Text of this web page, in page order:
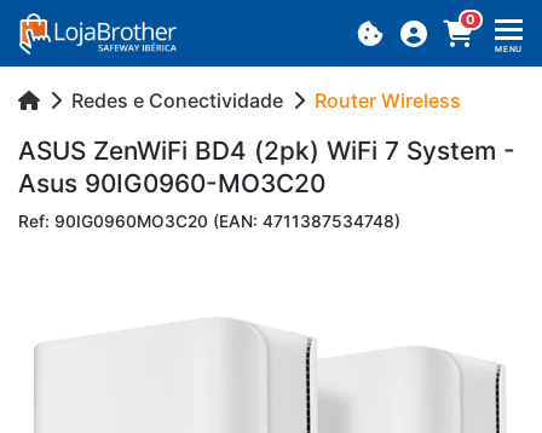
0
MENU
Redes e Conectividade Router Wireless
ASUS ZenWiFi BD4 (2pk) WiFi 7 System -
Asus 90IG0960-MO3C20
Ref: 90IG0960MO3C20 (EAN: 4711387534748)